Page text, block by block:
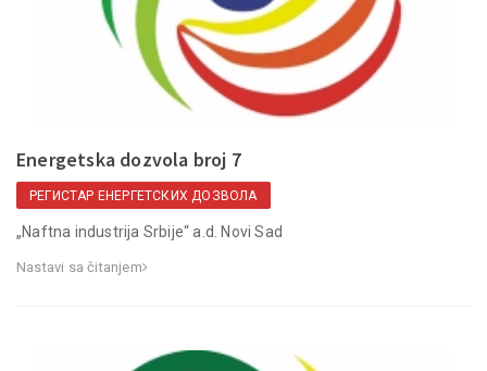
Energetska dozvola broj 7
РЕГИСТАР ЕНЕРГЕТСКИХ ДОЗВОЛА
„Naftna industrija Srbije“ a.d. Novi Sad
Nastavi sa čitanjem